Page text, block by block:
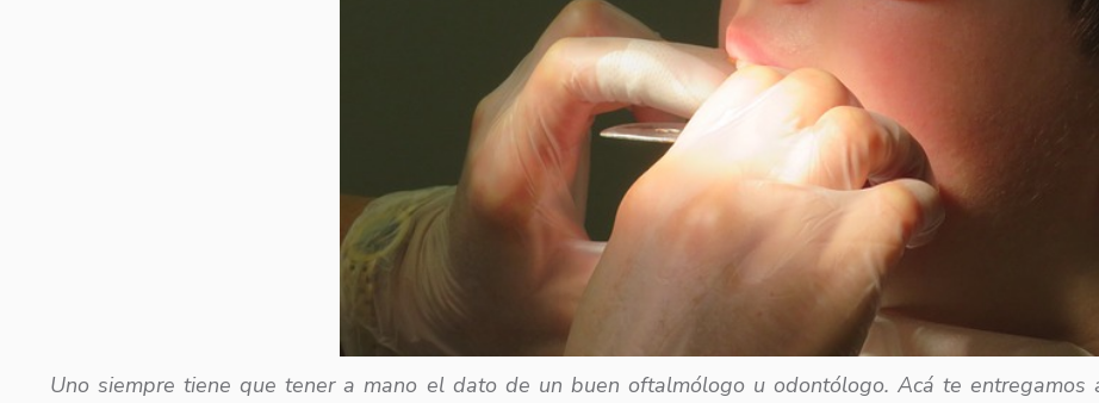
Uno siempre tiene que tener a mano el dato de un buen oftalmólogo u odontólogo. Acá te